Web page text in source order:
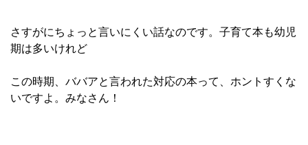
さすがにちょっと言いにくい話なのです。子育て本も幼児
期は多いけれど
この時期、ババアと言われた対応の本って、ホントすくな
いですよ。みなさん！